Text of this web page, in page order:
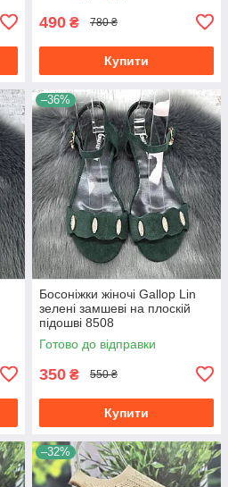
490 ₴ 780 ₴
Купити
–36%
Босоніжки жіночі Gallop Lin
зелені замшеві на плоскій
підошві 8508
Готово до відправки
350 ₴ 550 ₴
Купити
–32%